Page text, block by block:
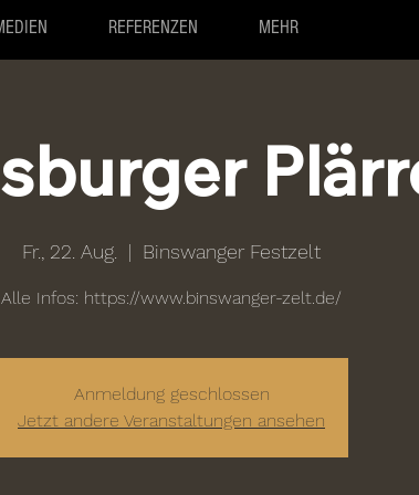
REFERENZEN MEHR
Fr., 22. Aug.
  |
Binswanger Festzelt
Alle Infos: https://www.binswanger-zelt.de/
Anmeldung geschlossen
Jetzt andere Veranstaltungen ansehen